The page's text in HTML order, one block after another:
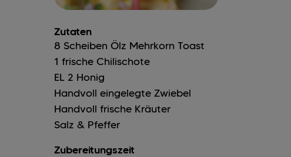
Zutaten
8 Scheiben Ölz Mehrkorn Toast
1 frische Chilischote
EL 2 Honig
Handvoll eingelegte Zwiebel
Handvoll frische Kräuter
Salz & Pfeffer
Zubereitungszeit